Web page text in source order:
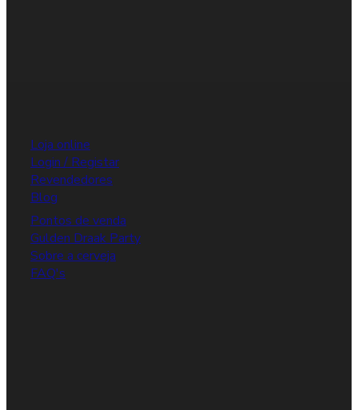
Loja online
Login / Registar
Revendedores
Blog
Pontos de venda
Gulden Draak Party
Sobre a cerveja
FAQ's